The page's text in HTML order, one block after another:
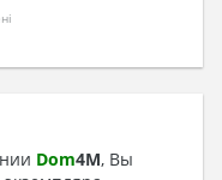
Dom4M, Вы